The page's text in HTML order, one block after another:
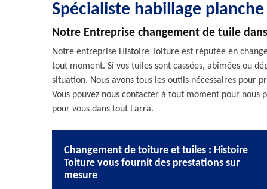
Spécialiste habillage
Notre Entreprise changement de tuile
Notre entreprise Histoire Toiture est réputée en
tout moment. Si vos tuiles sont cassées, abîmées ou
situation. Nous avons tous les outils nécessaires pour
Vous pouvez nous contacter à tout moment pour nous
pour vous dans tout Larra.
Changement de toiture et tuiles : Histoire
Toiture vous fournit des prestations sur
mesure